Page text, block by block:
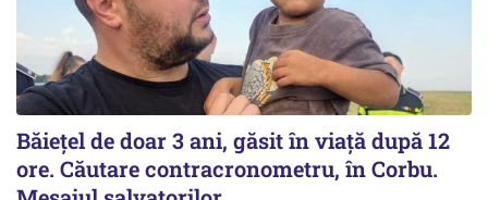
Băiețel de doar 3 ani, găsit în viață după 12
ore. Căutare contracronometru, în Corbu.